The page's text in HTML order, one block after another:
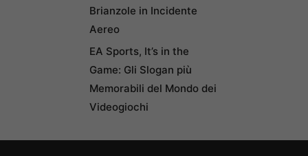
Brianzole in Incidente
Aereo
EA Sports, It’s in the
Game: Gli Slogan più
Memorabili del Mondo dei
Videogiochi